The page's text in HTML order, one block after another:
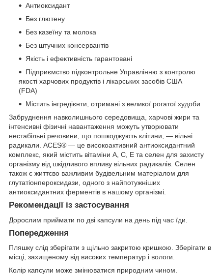
Антиоксидант
Без глютену
Без казеїну та молока
Без штучних консервантів
Якість і ефективність гарантовані
Підприємство підконтрольне Управлінню з контролю
якості харчових продуктів і лікарських засобів США
(FDA)
Містить інгредієнти, отримані з великої рогатої худоби
Забруднення навколишнього середовища, харчові жири та
інтенсивні фізичні навантаження можуть утворювати
нестабільні речовини, що пошкоджують клітини, — вільні
радикали. ACES® — це високоактивний антиоксидантний
комплекс, який містить вітаміни A, C, E та селен для захисту
організму від шкідливого впливу вільних радикалів. Селен
також є життєво важливим будівельним матеріалом для
глутатіонпероксидази, одного з найпотужніших
антиоксидантних ферментів в нашому організмі.
Рекомендації із застосування
Дорослим приймати по дві капсули на день під час їди.
Попередження
Пляшку слід зберігати з щільно закритою кришкою. Зберігати в
місці, захищеному від високих температур і вологи.
Колір капсули може змінюватися природним чином.